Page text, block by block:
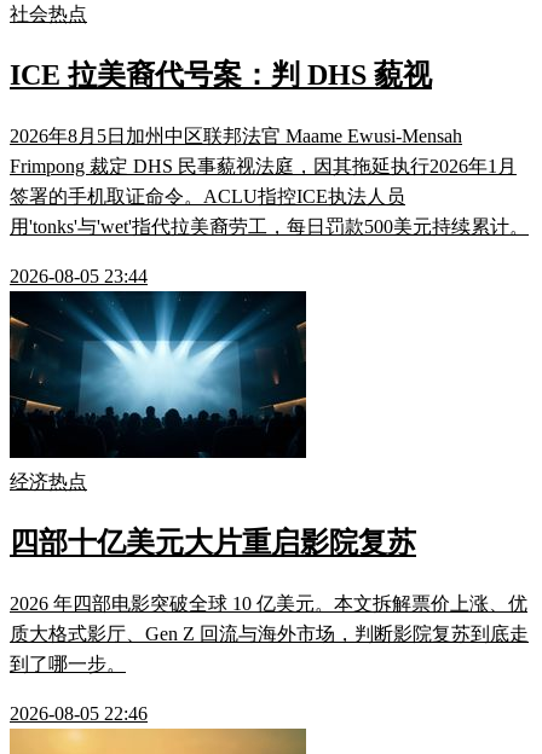
社会热点
ICE 拉美裔代号案：判 DHS 藐视
2026年8月5日加州中区联邦法官 Maame Ewusi-Mensah
Frimpong 裁定 DHS 民事藐视法庭，因其拖延执行2026年1月
签署的手机取证命令。ACLU指控ICE执法人员
用'tonks'与'wet'指代拉美裔劳工，每日罚款500美元持续累计。
2026-08-05 23:44
经济热点
四部十亿美元大片重启影院复苏
2026 年四部电影突破全球 10 亿美元。本文拆解票价上涨、优
质大格式影厅、Gen Z 回流与海外市场，判断影院复苏到底走
到了哪一步。
2026-08-05 22:46